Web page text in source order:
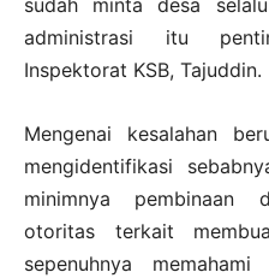
sudah minta desa
administrasi itu
Inspektorat KSB, Tajuddin.
Mengenai kesalahan
mengidentifikasi
minimnya pembinaan
otoritas terkait
sepenuhnya